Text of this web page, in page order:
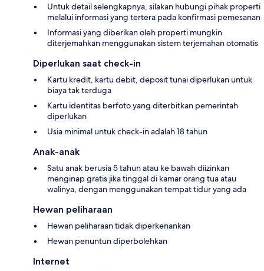
Untuk detail selengkapnya, silakan hubungi pihak properti
melalui informasi yang tertera pada konfirmasi pemesanan
Informasi yang diberikan oleh properti mungkin
diterjemahkan menggunakan sistem terjemahan otomatis
Diperlukan saat check-in
Kartu kredit, kartu debit, deposit tunai diperlukan untuk
biaya tak terduga
Kartu identitas berfoto yang diterbitkan pemerintah
diperlukan
Usia minimal untuk check-in adalah 18 tahun
Anak-anak
Satu anak berusia 5 tahun atau ke bawah diizinkan
menginap gratis jika tinggal di kamar orang tua atau
walinya, dengan menggunakan tempat tidur yang ada
Hewan peliharaan
Hewan peliharaan tidak diperkenankan
Hewan penuntun diperbolehkan
Internet